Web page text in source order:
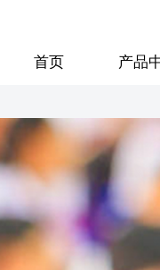
首页 产品
6-7米
7-8米
8-9米
行业新闻
购车流程
技术研发
企业文化